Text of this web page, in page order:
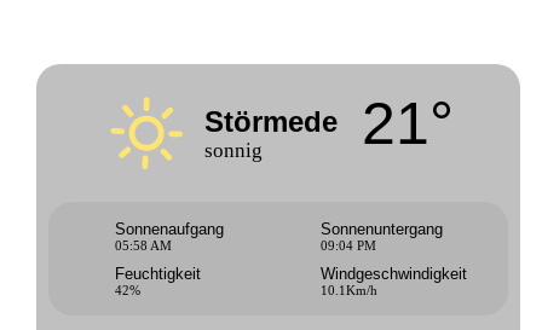
Störmede
sonnig 21°
Sonnenaufgang
05:58 AM
Sonnenuntergang
09:04 PM
Feuchtigkeit
42%
Windgeschwindigkeit
10.1Km/h